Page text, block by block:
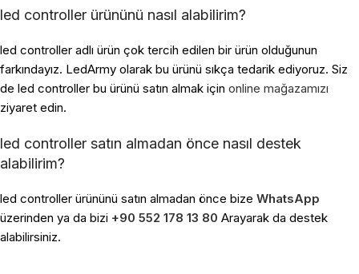
led controller ürününü nasıl alabilirim?
led controller adlı ürün çok tercih edilen bir ürün olduğunun
farkındayız. LedArmy olarak bu ürünü sıkça tedarik ediyoruz. Siz
de led controller bu ürünü satın almak için online mağazamızı
ziyaret edin.
led controller satın almadan önce nasıl destek
alabilirim?
led controller ürününü satın almadan önce bize WhatsApp
üzerinden ya da bizi +90 552 178 13 80 Arayarak da destek
alabilirsiniz.